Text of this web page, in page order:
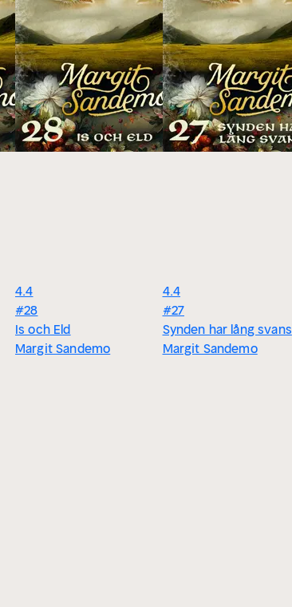
4.4
#28
Is och Eld
Margit Sandemo
4.4
#27
Synden har lång svans
Margit Sandemo